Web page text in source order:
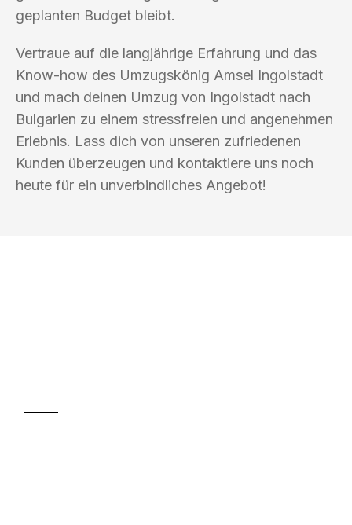
geplanten Budget bleibt.
Vertraue auf die langjährige Erfahrung und das
Know-how des Umzugskönig Amsel Ingolstadt
und mach deinen Umzug von Ingolstadt nach
Bulgarien zu einem stressfreien und angenehmen
Erlebnis. Lass dich von unseren zufriedenen
Kunden überzeugen und kontaktiere uns noch
heute für ein unverbindliches Angebot!